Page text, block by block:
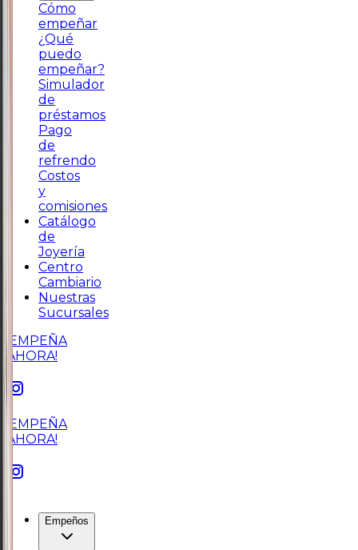
Cómo
empeñar
¿Qué
puedo
empeñar?
Simulador
de
préstamos
Pago
de
refrendo
Costos
y
comisiones
Catálogo
de
Joyería
Centro
Cambiario
Nuestras
Sucursales
¡EMPEÑA
AHORA!
¡EMPEÑA
AHORA!
Empeños